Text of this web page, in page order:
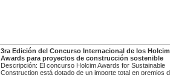
3ra Edición del Concurso Internacional de los Holcim
Awards para proyectos de construcción sostenible
Descripción: El concurso Holcim Awards for Sustainable
Construction está dotado de un importe total en premios